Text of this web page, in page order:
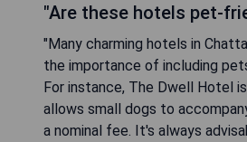
"Are these hotels pet-
"Many charming hotels in
the importance of including
For instance, The Dwell Hotel
allows small dogs to
a nominal fee. It's always